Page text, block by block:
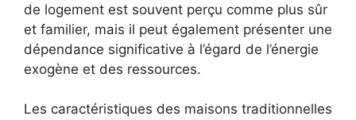
de logement est souvent perçu comme plus sûr
et familier, mais il peut également présenter une
dépendance significative à l’égard de l’énergie
exogène et des ressources.
Les caractéristiques des maisons traditionnelles